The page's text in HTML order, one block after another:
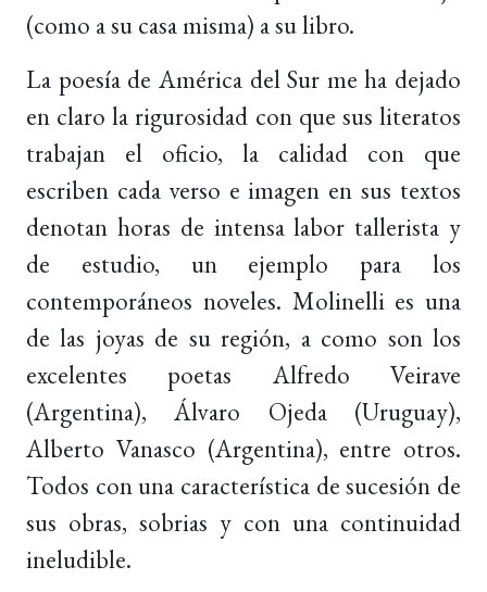
(como a su casa misma) a su libro.
La poesía de América del Sur me ha dejado
en claro la rigurosidad con que sus literatos
trabajan el oficio, la calidad con que
escriben cada verso e imagen en sus textos
denotan horas de intensa labor tallerista y
de estudio, un ejemplo para los
contemporáneos noveles. Molinelli es una
de las joyas de su región, a como son los
excelentes poetas Alfredo Veirave
(Argentina), Álvaro Ojeda (Uruguay),
Alberto Vanasco (Argentina), entre otros.
Todos con una característica de sucesión de
sus obras, sobrias y con una continuidad
ineludible.